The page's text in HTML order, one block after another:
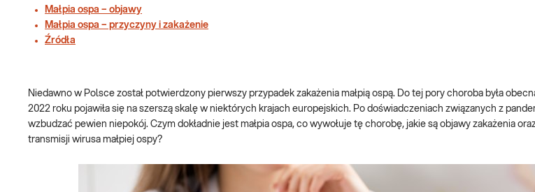
Małpia ospa – objawy
Małpia ospa – przyczyny i zakażenie
Źródła
Niedawno w Polsce został potwierdzony pierwszy przypadek zakażenia małpią ospą. Do tej pory choroba była
2022 roku pojawiła się na szerszą skalę w niektórych krajach europejskich. Po doświadczeniach związanych z
wzbudzać pewien niepokój. Czym dokładnie jest małpia ospa, co wywołuje tę chorobę, jakie są objawy zakażenia
transmisji wirusa małpiej ospy?